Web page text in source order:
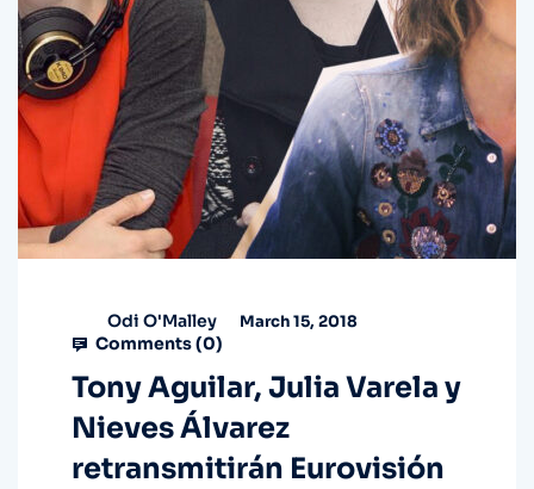
Odi O'Malley March 15, 2018
Comments (0)
Tony Aguilar, Julia Varela y
Nieves Álvarez
retransmitirán Eurovisión